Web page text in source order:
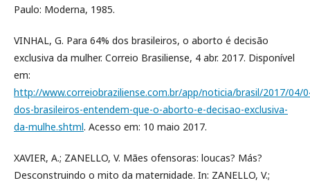
Paulo: Moderna, 1985.
VINHAL, G. Para 64% dos brasileiros, o aborto é decisão
exclusiva da mulher. Correio Brasiliense, 4 abr. 2017. Disponível
em:
http://www.correiobraziliense.com.br/app/noticia/brasil/2017/04/
dos-brasileiros-entendem-que-o-aborto-e-decisao-exclusiva-
da-mulhe.shtml. Acesso em: 10 maio 2017.
XAVIER, A.; ZANELLO, V. Mães ofensoras: loucas? Más?
Desconstruindo o mito da maternidade. In: ZANELLO, V.;